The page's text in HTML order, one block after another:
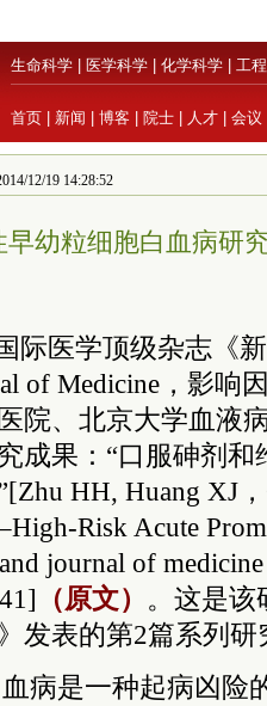
生命科学 医学科学 化学科学 工
首页 新闻 博客 院士 人才 会议
12/19 14:28:52
早幼粒细胞白血病研
际医学顶级杂志《
of Medicine，影响
院、北京大学血液
成果：“口服砷剂
HH, Huang XJ
Risk Acute
journal of
（原文） 。这是该
发表的第2篇系列
病是一种起病凶险